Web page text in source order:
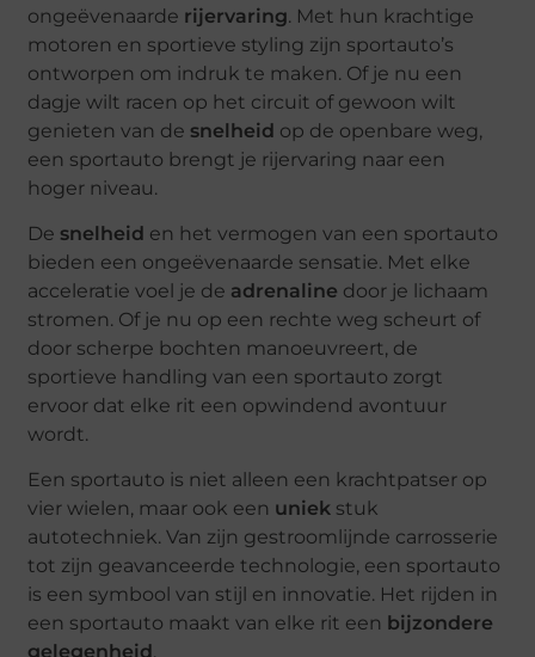
ongeëvenaarde rijervaring. Met hun krachtige
motoren en sportieve styling zijn sportauto’s
ontworpen om indruk te maken. Of je nu een
dagje wilt racen op het circuit of gewoon wilt
genieten van de snelheid op de openbare weg,
een sportauto brengt je rijervaring naar een
hoger niveau.
De snelheid en het vermogen van een sportauto
bieden een ongeëvenaarde sensatie. Met elke
acceleratie voel je de adrenaline door je lichaam
stromen. Of je nu op een rechte weg scheurt of
door scherpe bochten manoeuvreert, de
sportieve handling van een sportauto zorgt
ervoor dat elke rit een opwindend avontuur
wordt.
Een sportauto is niet alleen een krachtpatser op
vier wielen, maar ook een uniek stuk
autotechniek. Van zijn gestroomlijnde carrosserie
tot zijn geavanceerde technologie, een sportauto
is een symbool van stijl en innovatie. Het rijden in
een sportauto maakt van elke rit een bijzondere
gelegenheid .